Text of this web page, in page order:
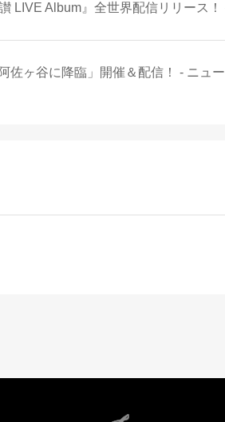
LIVE Album』全世界配信リリース！
ヶ谷に降臨」開催＆配信！ - ニュー